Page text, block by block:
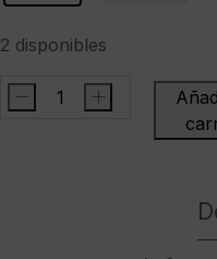
2 disponibles
47
BRANDGorra"MLB
- +